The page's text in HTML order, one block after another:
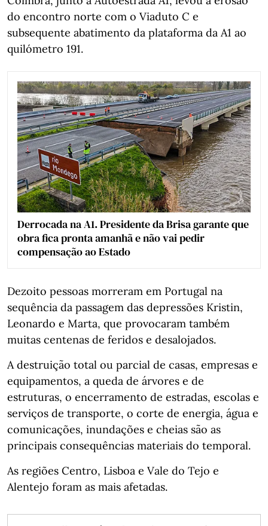
do encontro norte com o Viaduto C e
subsequente abatimento da plataforma da A1 ao
quilómetro 191.
Derrocada na A1. Presidente da Brisa garante que
obra fica pronta amanhã e não vai pedir
compensação ao Estado
Dezoito pessoas morreram em Portugal na
sequência da passagem das depressões Kristin,
Leonardo e Marta, que provocaram também
muitas centenas de feridos e desalojados.
A destruição total ou parcial de casas, empresas e
equipamentos, a queda de árvores e de
estruturas, o encerramento de estradas, escolas e
serviços de transporte, o corte de energia, água e
comunicações, inundações e cheias são as
principais consequências materiais do temporal.
As regiões Centro, Lisboa e Vale do Tejo e
Alentejo foram as mais afetadas.